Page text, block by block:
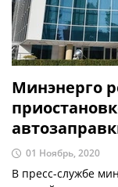
Минэнерго
01 Ноябрь, 2020
В пресс-службе